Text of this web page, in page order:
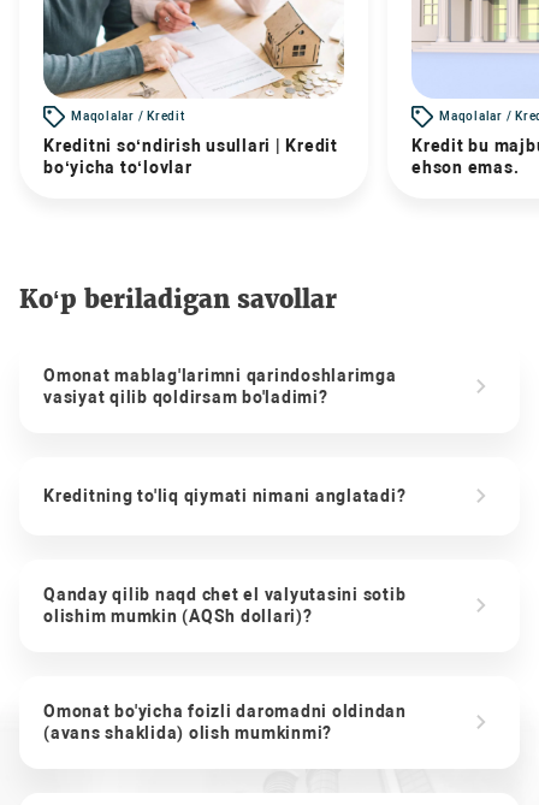
Maqolalar / Kredit
Kreditni so‘ndirish usullari | Kredit
bo‘yicha to‘lovlar
Maqolalar /
Kredit bu
ehson emas.
Ko‘p beriladigan savollar
Omonat mablag'larimni qarindoshlarimga
vasiyat qilib qoldirsam bo'ladimi?
Kreditning to'liq qiymati nimani anglatadi?
Qanday qilib naqd chet el valyutasini sotib
olishim mumkin (AQSh dollari)?
Omonat bo'yicha foizli daromadni oldindan
(avans shaklida) olish mumkinmi?